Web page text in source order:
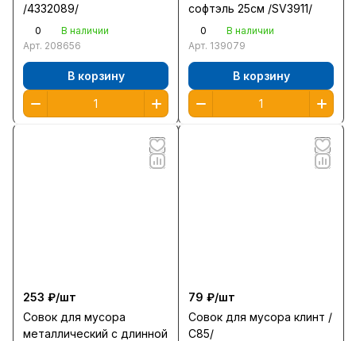
/4332089/
0
В наличии
Арт. 208656
В корзину
софтэль 25см /SV3911/
0
В наличии
Арт. 139079
В корзину
253 ₽/шт
Совок для мусора
металлический с длинной
79 ₽/шт
Совок для мусора клинт /
С85/